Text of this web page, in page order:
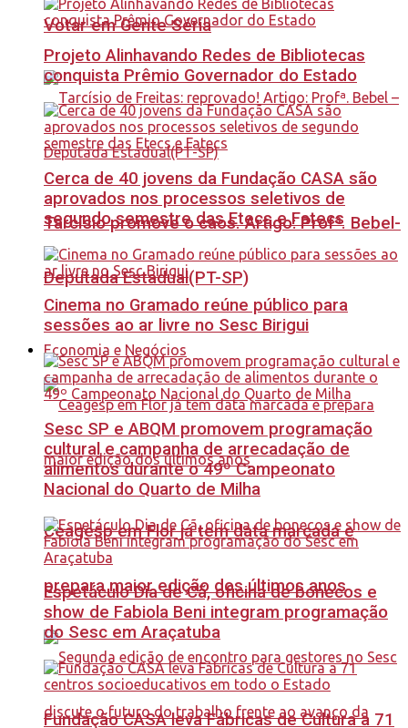
Votar em Gente Séria
Tarcísio promove o caos. Artigo: Profª. Bebel-
Deputada Estadual(PT-SP)
Economia e Negócios
Ceagesp em Flor já tem data marcada e
prepara maior edição dos últimos anos
Projeto Alinhavando Redes de Bibliotecas
conquista Prêmio Governador do Estado
Cerca de 40 jovens da Fundação CASA são
aprovados nos processos seletivos de
segundo semestre das Etecs e Fatecs
Cinema no Gramado reúne público para
sessões ao ar livre no Sesc Birigui
Sesc SP e ABQM promovem programação
cultural e campanha de arrecadação de
alimentos durante o 49º Campeonato
Nacional do Quarto de Milha
Espetáculo Dia de Cã, oficina de bonecos e
show de Fabiola Beni integram programação
do Sesc em Araçatuba
Fundação CASA leva Fábricas de Cultura a 71